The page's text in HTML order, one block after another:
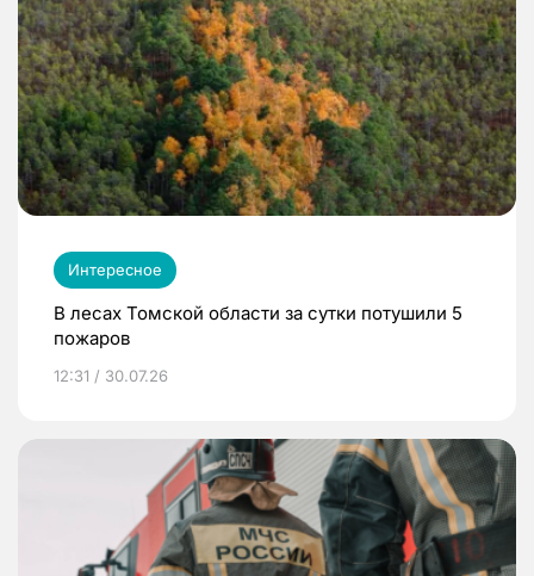
Интересное
В лесах Томской области за сутки потушили 5
пожаров
12:31 / 30.07.26